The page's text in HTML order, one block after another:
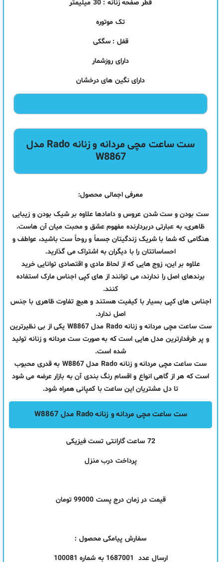
قطر صفحه زنانه : 30 میلیمتر
تک موتوره
قفل : سگکی
دارای روزشمار
دارای نگین های درخشان
ست ساعت مچی مردانه و زنانه Rado مدل
W8867
معرفی اجمالی محصول:
ست بودن و ست شدن عروس و دامادها علاوه بر شیک بودن و زیبایی
ظاهری، به عبارتی دربردارنده مفهوم عشق و محبت میان آن هاست.
هنگامی که شما با شریک زندگیتان جسماً و روحاً ست باشید، عواطف و
احساساتتان را با دیگران به اشتراک می گذارید.
علاوه بر این، زوج هایی که از لحاظ مادی و اقتصادی توانایی خرید
برندهای اصل را ندارند، می توانند از های کپی اجناس مارک استفاده
کنند.
اجناس های کپی بسیار با کیفیت هستند و هیچ تفاوت ظاهری با جنس
اصل ندارد.
ست ساعت مچی مردانه و زنانه Rado مدل W8867 یکی از بی نظیرترین
و پر طرفدارترین مدل هایی است که به صورت ست مردانه و زنانه تولید
شده است.
ست ساعت مچی مردانه و زنانه Rado مدل W8867 به قدری محبوب
است که هر از گاهی انواع و اقسام رنگ بندی آن به بازار عرضه می شود
تا دل مشتریان این ساعت با کمپانی همراه شود.
ست ساعت مچی مردانه و زنانه Rado مدل W8867
72 ساعت گارانتی تست فیزیکی
پرداخت درب منزل
قیمت در زمان درج پست 99000 تومان
سفارش پیامکی محصول :
ارسال عدد 1687001 به شماره 100081